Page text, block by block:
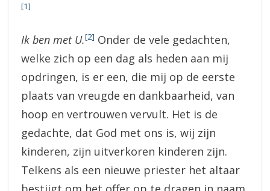
[1]
Ik ben met U.[2] Onder de vele gedachten,
welke zich op een dag als heden aan mij
opdringen, is er een, die mij op de eerste
plaats van vreugde en dankbaarheid, van
hoop en vertrouwen vervult. Het is de
gedachte, dat God met ons is, wij zijn
kinderen, zijn uitverkoren kinderen zijn.
Telkens als een nieuwe priester het altaar